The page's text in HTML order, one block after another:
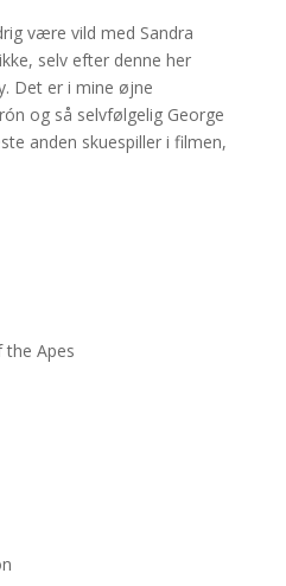
være vild med Sandra
selv efter denne her
Det er i mine øjne
og så selvfølgelig George
anden skuespiller i filmen,
Apes